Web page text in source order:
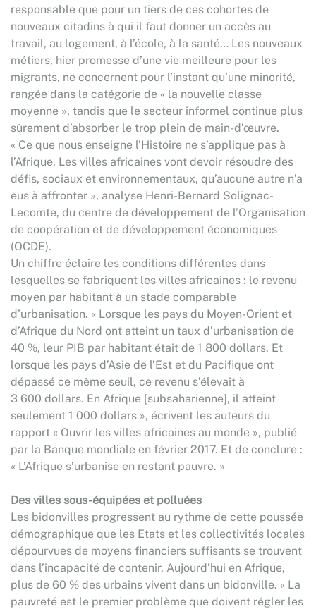
responsable que pour un tiers de ces cohortes de
nouveaux citadins à qui il faut donner un accès au
travail, au logement, à l’école, à la santé… Les nouveaux
métiers, hier promesse d’une vie meilleure pour les
migrants, ne concernent pour l’instant qu’une minorité,
rangée dans la catégorie de « la nouvelle classe
moyenne », tandis que le secteur informel continue plus
sûrement d’absorber le trop plein de main-d’œuvre.
« Ce que nous enseigne l’Histoire ne s’applique pas à
l’Afrique. Les villes africaines vont devoir résoudre des
défis, sociaux et environnementaux, qu’aucune autre n’a
eus à affronter », analyse Henri-Bernard Solignac-
Lecomte, du centre de développement de l’Organisation
de coopération et de développement économiques
(OCDE).
Un chiffre éclaire les conditions différentes dans
lesquelles se fabriquent les villes africaines : le revenu
moyen par habitant à un stade comparable
d’urbanisation. « Lorsque les pays du Moyen-Orient et
d’Afrique du Nord ont atteint un taux d’urbanisation de
40 %, leur PIB par habitant était de 1 800 dollars. Et
lorsque les pays d’Asie de l’Est et du Pacifique ont
dépassé ce même seuil, ce revenu s’élevait à
3 600 dollars. En Afrique [subsaharienne], il atteint
seulement 1 000 dollars », écrivent les auteurs du
rapport « Ouvrir les villes africaines au monde », publié
par la Banque mondiale en février 2017. Et de conclure :
« L’Afrique s’urbanise en restant pauvre. »
Des villes sous-équipées et polluées
Les bidonvilles progressent au rythme de cette poussée
démographique que les Etats et les collectivités locales
dépourvues de moyens financiers suffisants se trouvent
dans l’incapacité de contenir. Aujourd’hui en Afrique,
plus de 60 % des urbains vivent dans un bidonville. « La
pauvreté est le premier problème que doivent régler les